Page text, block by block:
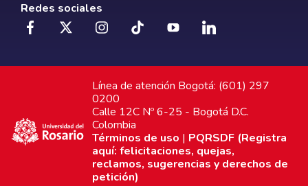
Redes sociales
Línea de atención Bogotá: (601) 297
0200
Calle 12C Nº 6-25 - Bogotá D.C.
Colombia
Términos de uso | PQRSDF (Registra
aquí: felicitaciones, quejas,
reclamos, sugerencias y derechos de
petición)